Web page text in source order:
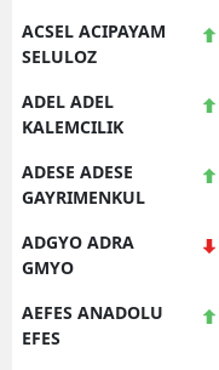
ACSEL ACIPAYAM
SELULOZ
ADEL ADEL
KALEMCILIK
ADESE ADESE
GAYRIMENKUL
ADGYO ADRA
GMYO
AEFES ANADOLU
EFES